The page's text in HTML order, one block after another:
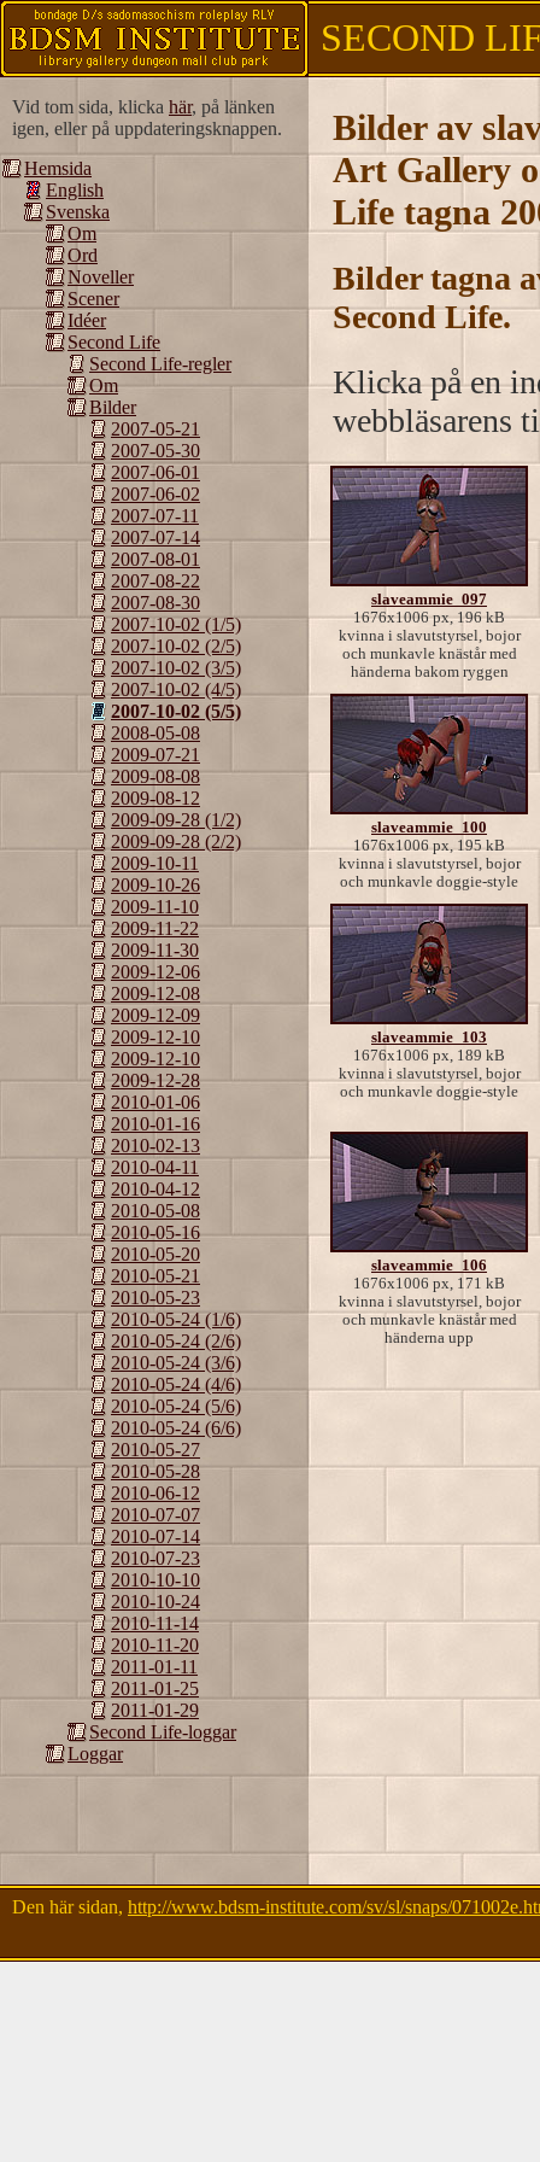
SECOND
Vid tom sida, klicka här, på länken
igen, eller på uppdateringsknappen.
Hemsida
English
Svenska
Om
Ord
Noveller
Scener
Idéer
Second Life
Second Life-regler
Om
Bilder
2007-05-21
2007-05-30
2007-06-01
2007-06-02
2007-07-11
2007-07-14
2007-08-01
2007-08-22
2007-08-30
2007-10-02 (1/5)
2007-10-02 (2/5)
2007-10-02 (3/5)
2007-10-02 (4/5)
2007-10-02 (5/5)
2008-05-08
2009-07-21
2009-08-08
2009-08-12
2009-09-28 (1/2)
2009-09-28 (2/2)
2009-10-11
2009-10-26
2009-11-10
2009-11-22
2009-11-30
2009-12-06
2009-12-08
2009-12-09
2009-12-10
2009-12-10
2009-12-28
2010-01-06
2010-01-16
2010-02-13
2010-04-11
2010-04-12
2010-05-08
2010-05-16
2010-05-20
2010-05-21
2010-05-23
2010-05-24 (1/6)
2010-05-24 (2/6)
2010-05-24 (3/6)
2010-05-24 (4/6)
2010-05-24 (5/6)
2010-05-24 (6/6)
2010-05-27
2010-05-28
2010-06-12
2010-07-07
2010-07-14
2010-07-23
2010-10-10
2010-10-24
2010-11-14
2010-11-20
2011-01-11
2011-01-25
2011-01-29
Second Life-loggar
Loggar
Bilder av
Art Gallery
Life tagna
Bilder tagna
Second Life.
Klicka på en
webbläsarens
slaveammie_097
1676x1006 px, 196 kB
kvinna i slavutstyrsel, bojor
och munkavle knästår med
händerna bakom ryggen
slaveammie_100
1676x1006 px, 195 kB
kvinna i slavutstyrsel, bojor
och munkavle doggie-style
slaveammie_103
1676x1006 px, 189 kB
kvinna i slavutstyrsel, bojor
och munkavle doggie-style
slaveammie_106
1676x1006 px, 171 kB
kvinna i slavutstyrsel, bojor
och munkavle knästår med
händerna upp
Den här sidan, http://www.bdsm-institute.com/sv/sl/snaps/